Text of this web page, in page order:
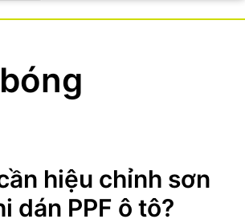
hiệu chỉnh sơn
dán PPF ô tô?